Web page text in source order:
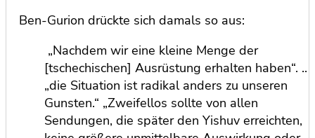
Ben-Gurion drückte sich damals so aus:
„Nachdem wir eine kleine Menge der
[tschechischen] Ausrüstung erhalten haben“. ..
„die Situation ist radikal anders zu unseren
Gunsten.“ „Zweifellos sollte von allen
Sendungen, die später den Yishuv erreichten,